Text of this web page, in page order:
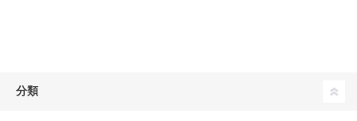
分類